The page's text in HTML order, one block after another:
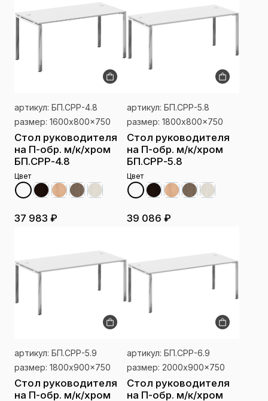
артикул: БП.СРР-4.8
размер: 1600x800x750
Стол руководителя
на П-обр. м/к/хром
БП.СРР-4.8
Цвет
37 983 ₽
артикул: БП.СРР-5.8
размер: 1800x800x750
Стол руководителя
на П-обр. м/к/хром
БП.СРР-5.8
Цвет
39 086 ₽
артикул: БП.СРР-5.9
размер: 1800x900x750
Стол руководителя
на П-обр. м/к/хром
артикул: БП.СРР-6.9
размер: 2000x900x750
Стол руководителя
на П-обр. м/к/хром